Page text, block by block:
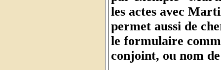
les actes avec
permet aussi de
le formulaire
conjoint, ou nom